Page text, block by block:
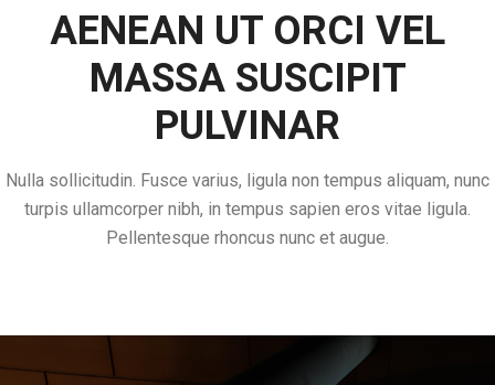
AENEAN UT ORCI VEL
MASSA SUSCIPIT
PULVINAR
Nulla sollicitudin. Fusce varius, ligula non tempus aliquam, nunc
turpis ullamcorper nibh, in tempus sapien eros vitae ligula.
Pellentesque rhoncus nunc et augue.